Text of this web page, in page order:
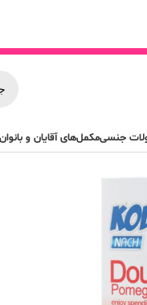
جنسیمکمل‌های آقایان و بانوان